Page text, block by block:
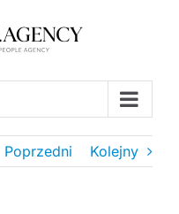
Poprzedni Kolejny